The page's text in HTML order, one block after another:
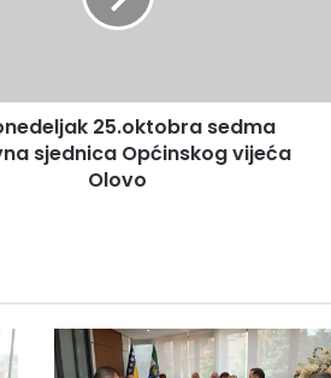
25.oktobra sedma
sjednica Općinskog vijeća
Olovo